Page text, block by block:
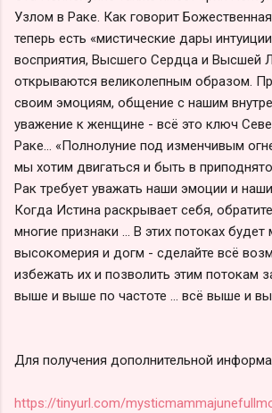
Узлом в Раке. Как говорит
теперь есть «мистические дары
восприятия, Высшего Сердца и Высшей
открываются великолепным образом.
своим эмоциям, общение с нашим
уважение к женщине - всё это ключ
Раке… «Полнолуние под изменчивым
мы хотим двигаться и быть в
Рак требует уважать наши эмоции и
Когда Истина раскрывает себя,
многие признаки ... В этих потоках будет
высокомерия и догм - сделайте всё
избежать их и позволить этим потокам
выше и выше по частоте ... всё выше и
Для получения дополнительной
https://tinyurl.com/